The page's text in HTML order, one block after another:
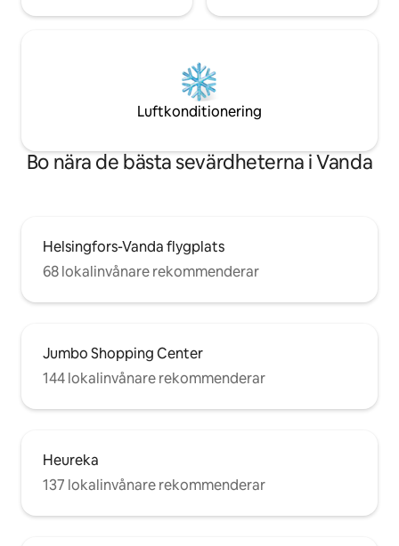
Luftkonditionering
Bo nära de bästa sevärdheterna i Vanda
Helsingfors-Vanda flygplats
68 lokalinvånare rekommenderar
Jumbo Shopping Center
144 lokalinvånare rekommenderar
Heureka
137 lokalinvånare rekommenderar